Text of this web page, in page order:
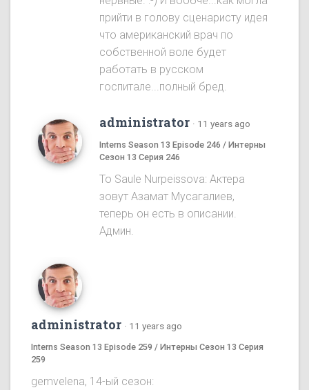
прийти в голову сценаристу идея
что американский врач по
собственной воле будет
работать в русском
госпитале...полный бред.
administrator · 11 years ago
Interns Season 13 Episode 246 / Интерны
Сезон 13 Серия 246
To Saule Nurpeissova: Актера
зовут Азамат Мусагалиев,
теперь он есть в описании.
Админ.
administrator · 11 years ago
Interns Season 13 Episode 259 / Интерны Сезон 13 Серия
259
gemvelena, 14-ый сезон: